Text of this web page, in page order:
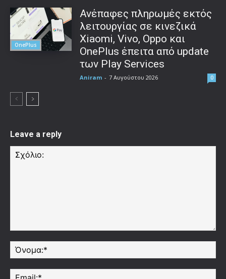
OnePlus
Ανέπαφες πληρωμές εκτός
λειτουργίας σε κινεζικά
Xiaomi, Vivo, Oppo και
OnePlus έπειτα από update
των Play Services
Aniram - 7 Αυγούστου 2026 0
Leave a reply